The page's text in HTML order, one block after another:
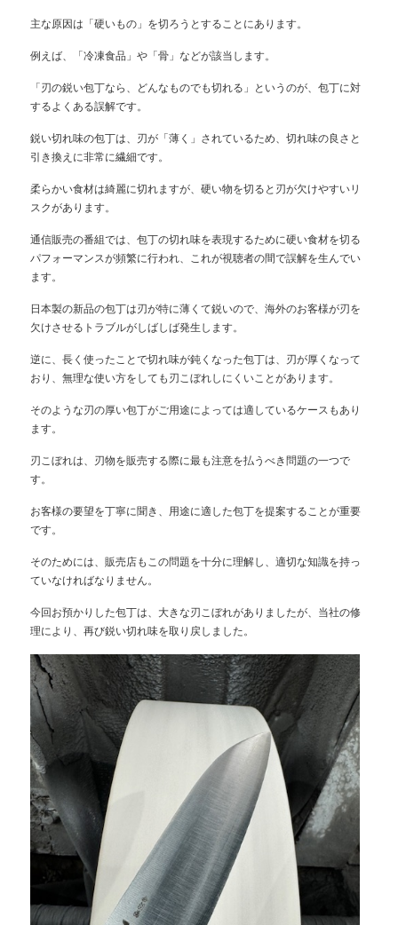
主な原因は「硬いもの」を切ろうとすることにあります。
例えば、「冷凍食品」や「骨」などが該当します。
「刃の鋭い包丁なら、どんなものでも切れる」というのが、包丁に対
するよくある誤解です。
鋭い切れ味の包丁は、刃が「薄く」されているため、切れ味の良さと
引き換えに非常に繊細です。
柔らかい食材は綺麗に切れますが、硬い物を切ると刃が欠けやすいリ
スクがあります。
通信販売の番組では、包丁の切れ味を表現するために硬い食材を切る
パフォーマンスが頻繁に行われ、これが視聴者の間で誤解を生んでい
ます。
日本製の新品の包丁は刃が特に薄くて鋭いので、海外のお客様が刃を
欠けさせるトラブルがしばしば発生します。
逆に、長く使ったことで切れ味が鈍くなった包丁は、刃が厚くなって
おり、無理な使い方をしても刃こぼれしにくいことがあります。
そのような刃の厚い包丁がご用途によっては適しているケースもあり
ます。
刃こぼれは、刃物を販売する際に最も注意を払うべき問題の一つで
す。
お客様の要望を丁寧に聞き、用途に適した包丁を提案することが重要
です。
そのためには、販売店もこの問題を十分に理解し、適切な知識を持っ
ていなければなりません。
今回お預かりした包丁は、大きな刃こぼれがありましたが、当社の修
理により、再び鋭い切れ味を取り戻しました。